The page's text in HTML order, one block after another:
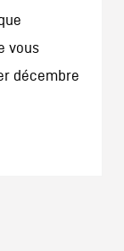
vous
décembre